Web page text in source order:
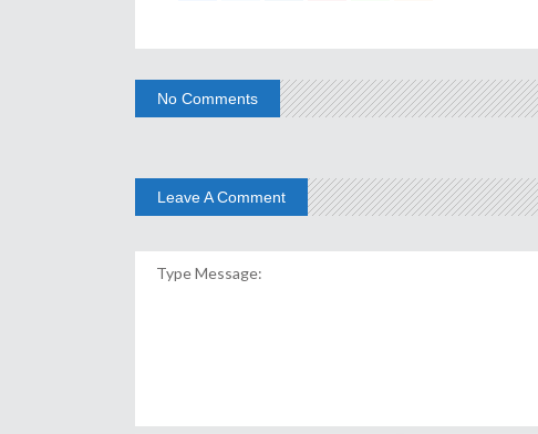
No Comments
Leave A Comment